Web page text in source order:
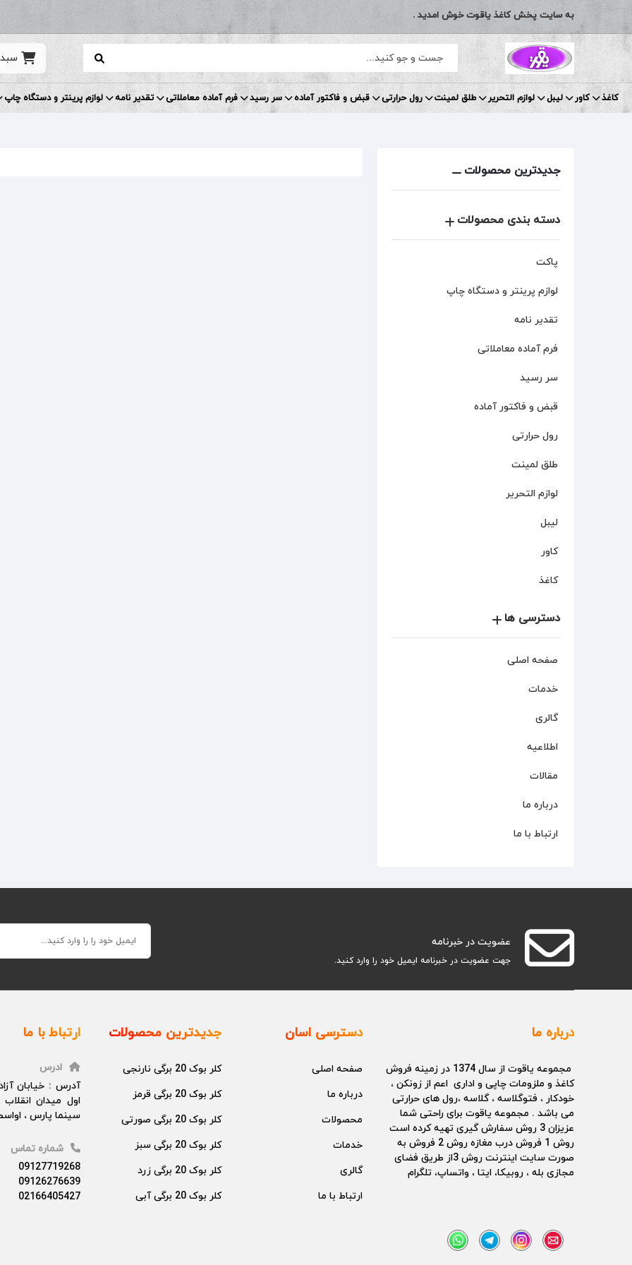
به سایت پخش کاغذ یاقوت خوش امدید .
کاغذ کاور لیبل لوازم التحریر طلق لمینت رول حرارتی قبض و فاکتور آماده سر رسید فرم آماده معاملاتی تقدیر نامه لوازم پرینتر و دستگاه چاپ
جدیدترین محصولات
دسته بندی محصولات
پاکت
لوازم پرینتر و دستگاه چاپ
تقدیر نامه
فرم آماده معاملاتی
سر رسید
قبض و فاکتور آماده
رول حرارتی
طلق لمینت
لوازم التحریر
لیبل
کاور
کاغذ
دسترسی ها
صفحه اصلی
خدمات
گالری
اطلاعیه
مقالات
درباره ما
ارتباط با ما
عضویت در خبرنامه
جهت عضویت در خبرنامه ایمیل خود را وارد کنید.
درباره ما
مجموعه یاقوت از سال 1374 در زمینه فروش
کاغذ و ملزومات چاپی و اداری اعم از زونکن ،
خودکار ، فتوگلاسه ، گلاسه ،رول های حرارتی
می باشد . مجموعه یاقوت برای راحتی شما
عزیزان 3 روش سفارش گیری تهیه کرده است
روش 1 فروش درب مغازه روش 2 فروش به
صورت سایت اینترنت روش 3از طریق فضای
مجازی بله ، روبیکا، ایتا ، واتساپ، تلگرام
دسترسی اسان
صفحه اصلی
درباره ما
محصولات
خدمات
گالری
ارتباط با ما
جدیدترین محصولات
کلر بوک 20 برگی نارنجی
کلر بوک 20 برگی قرمز
کلر بوک 20 برگی صورتی
کلر بوک 20 برگی سبز
کلر بوک 20 برگی زرد
کلر بوک 20 برگی آبی
ارتباط با ما
ادرس
آدرس : خیابان
اول میدان
سینما پارس ،
شماره تماس
09127719268
09126276639
02166405427